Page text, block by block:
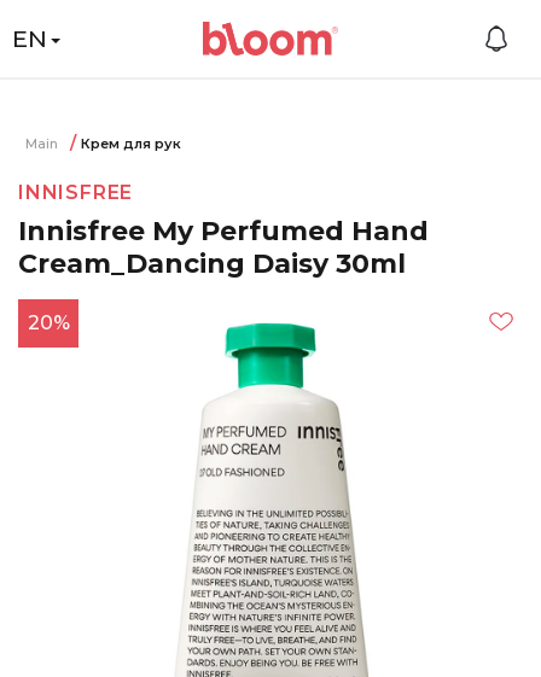
EN
Main Крем для рук
INNISFREE
Innisfree My Perfumed Hand
Cream_Dancing Daisy 30ml
20%